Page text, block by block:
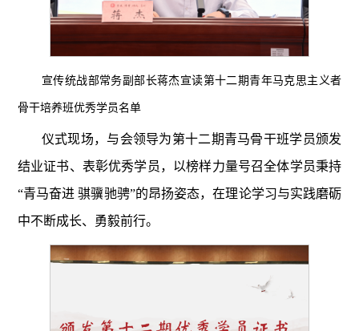
宣传统战部常务副部长蒋杰宣读第十二期青年马克思主义者
骨干培养班优秀学员名单
仪式现场，与会领导为第十二期青马骨干班学员颁发
结业证书、表彰优秀学员，以榜样力量号召全体学员秉持
“青马奋进 骐骥驰骋”的昂扬姿态，在理论学习与实践磨砺
中不断成长、勇毅前行。